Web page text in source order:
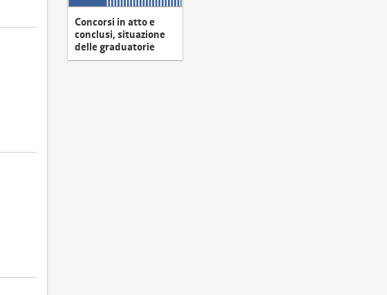
Concorsi in atto e
conclusi, situazione
delle graduatorie